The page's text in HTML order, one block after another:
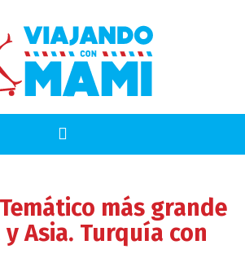
más grande
Asia. Turquía con